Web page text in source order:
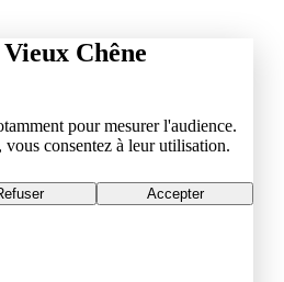
Chêne
pour mesurer l'audience.
consentez à leur utilisation.
Accepter